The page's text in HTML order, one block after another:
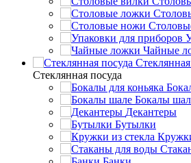
Чайные
Стеклянная посуда
Бокалы
Декантеры
Бутылки